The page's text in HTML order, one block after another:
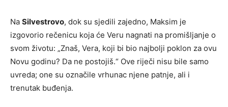
Na Silvestrovo, dok su sjedili zajedno, Maksim je
izgovorio rečenicu koja će Veru nagnati na promišljanje o
svom životu: „Znaš, Vera, koji bi bio najbolji poklon za ovu
Novu godinu? Da ne postojiš.“ Ove riječi nisu bile samo
uvreda; one su označile vrhunac njene patnje, ali i
trenutak buđenja.